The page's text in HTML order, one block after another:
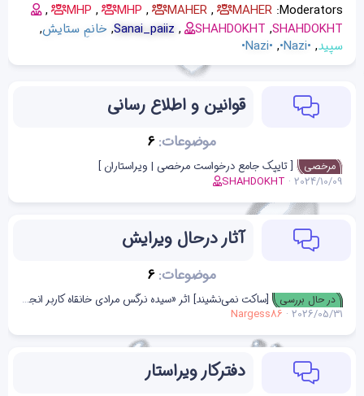
Moderators:
MAHER
MAHER
MHP
MHP
SHAHDOKHT
SHAHDOKHT
Sanai_paiiz خانمِ ستایش
سپید •Nazi•
•Nazi•
قوانین و اطلاع رسانی
موضوعات 6
مرخصی
[ تایپک جامع درخواست مرخصی | ویراستاران ]
2024/10/09
SHAHDOKHT
آثار درحال ویرایش
موضوعات 6
در حال بررسی
[ساکت نمی‌نشیند] اثر «سیده نرگس مرادی خانقاه کاربر انجمن رمان بوک»
2026/05/31
Nargess86
دفترکار ویراستار